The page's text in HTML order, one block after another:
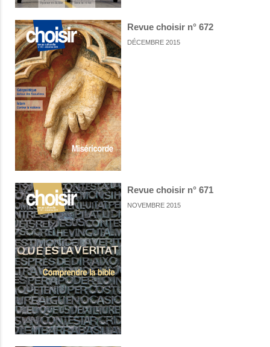
Revue choisir n° 672
DÉCEMBRE 2015
Revue choisir n° 671
NOVEMBRE 2015